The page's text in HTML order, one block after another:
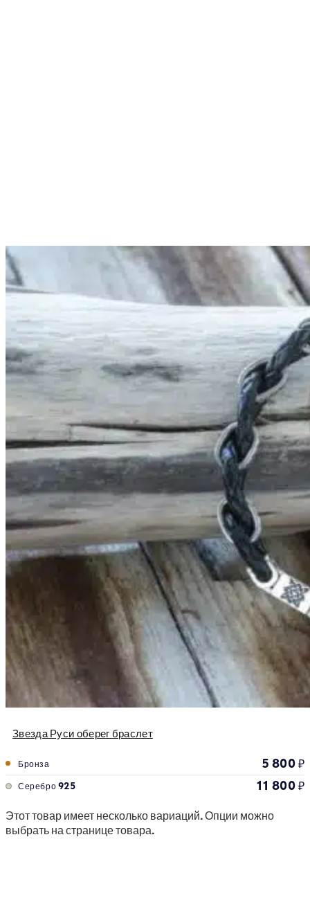
Звезда Руси оберег браслет
Бронза 5 800₽
Серебро 925 11 800₽
Этот товар имеет несколько вариаций. Опции можно
выбрать на странице товара.